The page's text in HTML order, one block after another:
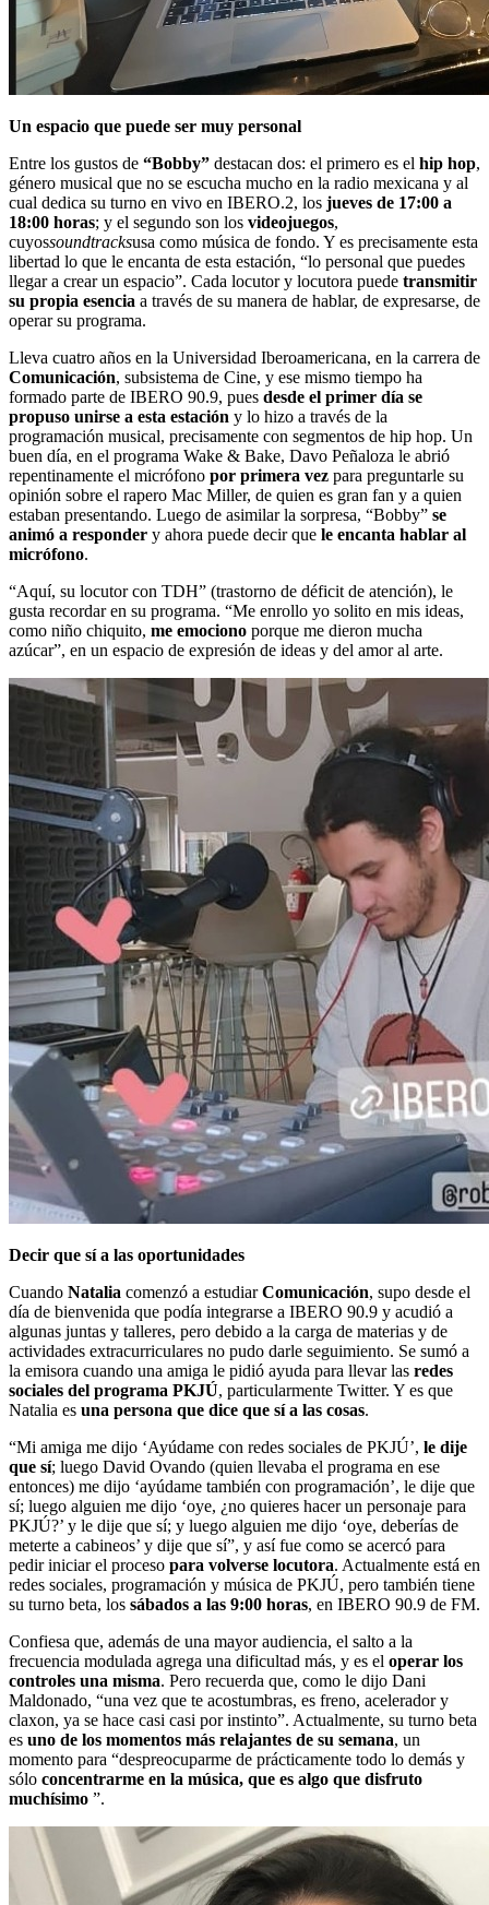
Un espacio que puede ser muy personal
Entre los gustos de “Bobby” destacan dos: el primero es el hip hop,
género musical que no se escucha mucho en la radio mexicana y al
cual dedica su turno en vivo en IBERO.2, los jueves de 17:00 a
18:00 horas; y el segundo son los videojuegos,
cuyossoundtracksusa como música de fondo. Y es precisamente esta
libertad lo que le encanta de esta estación, “lo personal que puedes
llegar a crear un espacio”. Cada locutor y locutora puede transmitir
su propia esencia a través de su manera de hablar, de expresarse, de
operar su programa.
Lleva cuatro años en la Universidad Iberoamericana, en la carrera de
Comunicación, subsistema de Cine, y ese mismo tiempo ha
formado parte de IBERO 90.9, pues desde el primer día se
propuso unirse a esta estación y lo hizo a través de la
programación musical, precisamente con segmentos de hip hop. Un
buen día, en el programa Wake & Bake, Davo Peñaloza le abrió
repentinamente el micrófono por primera vez para preguntarle su
opinión sobre el rapero Mac Miller, de quien es gran fan y a quien
estaban presentando. Luego de asimilar la sorpresa, “Bobby” se
animó a responder y ahora puede decir que le encanta hablar al
micrófono.
“Aquí, su locutor con TDH” (trastorno de déficit de atención), le
gusta recordar en su programa. “Me enrollo yo solito en mis ideas,
como niño chiquito, me emociono porque me dieron mucha
azúcar”, en un espacio de expresión de ideas y del amor al arte.
Decir que sí a las oportunidades
Cuando Natalia comenzó a estudiarComunicación, supo desde el
día de bienvenida que podía integrarse a IBERO 90.9 y acudió a
algunas juntas y talleres, pero debido a la carga de materias y de
actividades extracurriculares no pudo darle seguimiento. Se sumó a
la emisora cuando una amiga le pidió ayuda para llevar las redes
sociales del programa PKJÚ, particularmente Twitter. Y es que
Natalia es una persona que dice que sí a las cosas.
“Mi amiga me dijo ‘Ayúdame con redes sociales de PKJÚ’, le dije
que sí; luego David Ovando (quien llevaba el programa en ese
entonces) me dijo ‘ayúdame también con programación’, le dije que
sí; luego alguien me dijo ‘oye, ¿no quieres hacer un personaje para
PKJÚ?’ y le dije que sí; y luego alguien me dijo ‘oye, deberías de
meterte a cabineos’ y dije que sí”, y así fue como se acercó para
pedir iniciar el proceso para volverse locutora. Actualmente está en
redes sociales, programación y música de PKJÚ, pero también tiene
su turno beta, los sábados a las 9:00 horas, en IBERO 90.9 de FM.
Confiesa que, además de una mayor audiencia, el salto a la
frecuencia modulada agrega una dificultad más, y es el operar los
controles una misma. Pero recuerda que, como le dijo Dani
Maldonado, “una vez que te acostumbras, es freno, acelerador y
claxon, ya se hace casi casi por instinto”. Actualmente, su turno beta
es uno de los momentos más relajantes de su semana, un
momento para “despreocuparme de prácticamente todo lo demás y
sólo concentrarme en la música, que es algo que disfruto
muchísimo ”.